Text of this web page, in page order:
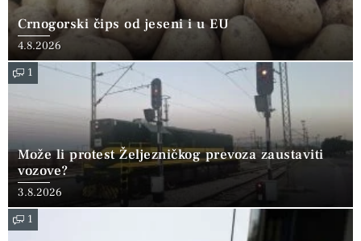
Crnogorski čips od jeseni i u EU
4.8.2026
1
Može li protest Željezničkog prevoza zaustaviti
vozove?
3.8.2026
1